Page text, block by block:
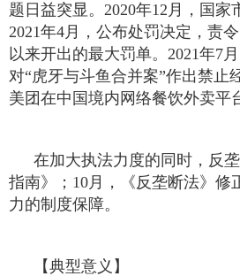
题日益突显。2020年12月，国
2021年4月，公布处罚决定，责
以来开出的最大罚单。2021年7
对“虎牙与斗鱼合并案”作出禁止
美团在中国境内网络餐饮外卖平
在加大执法力度的同时，反
指南》；10月，《反垄断法》
力的制度保障。
【典型意义】